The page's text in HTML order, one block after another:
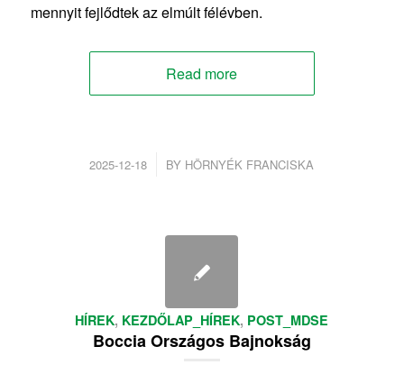
mennyit fejlődtek az elmúlt félévben.
Read more
2025-12-18
/ BY HÖRNYÉK FRANCISKA
HÍREK, KEZDŐLAP_HÍREK, POST_MDSE
Boccia Országos Bajnokság